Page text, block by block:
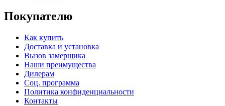
Покупателю
Как купить
Доставка и установка
Вызов замерщика
Наши преимущества
Дилерам
Соц. программа
Политика конфиденциальности
Контакты